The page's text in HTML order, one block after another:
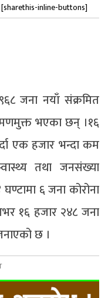
[sharethis-inline-buttons]
जना नयाँ संक्रमित
भएका छन् ।१६
एक हजार भन्दा कम
तथा जनसंख्या
६ जना कोरोना
१६ हजार २४८ जना
छ ।